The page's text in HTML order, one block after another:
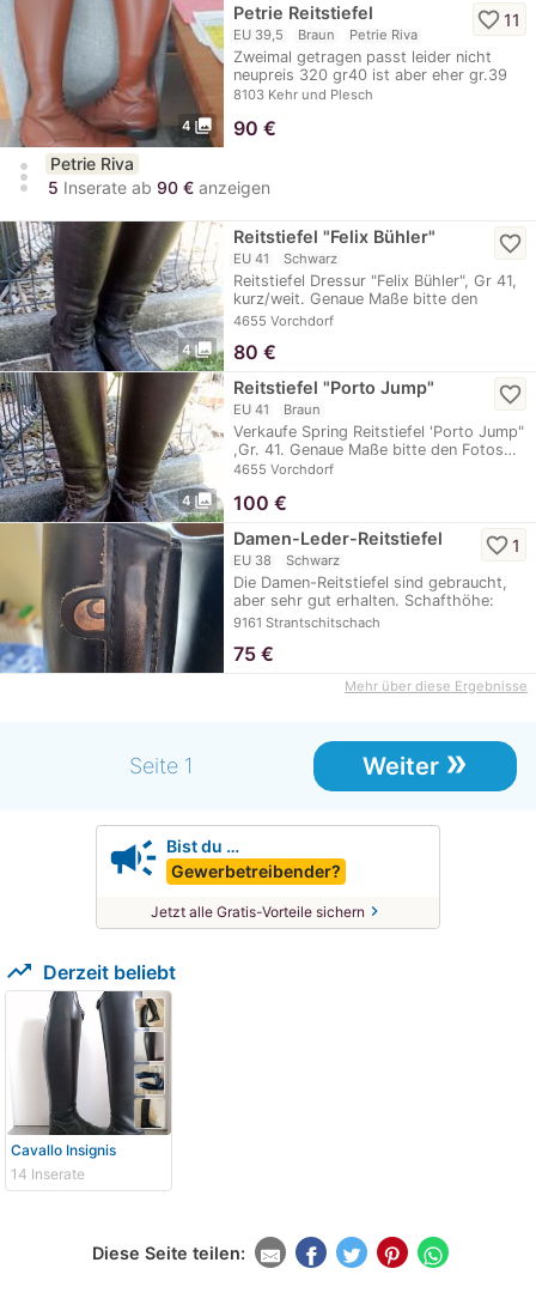
4 photo_library
Petrie Reitstiefel
EU 39,5 Braun Petrie Riva
Zweimal getragen passt leider nicht
neupreis 320 gr40 ist aber eher gr.39
8103 Kehr und Plesch
favorite_border11
90 €
more_vert
Petrie Riva
5 Inserate ab 90 € anzeigen
4 photo_library
Reitstiefel "Felix Bühler"
EU 41 Schwarz
Reitstiefel Dressur "Felix Bühler", Gr 41,
kurz/weit. Genaue Maße bitte den
Fotos…
4655 Vorchdorf
favorite_border
80 €
4 photo_library
Reitstiefel "Porto Jump"
EU 41 Braun
Verkaufe Spring Reitstiefel 'Porto Jump"
,Gr. 41. Genaue Maße bitte den Fotos…
4655 Vorchdorf
favorite_border
100 €
Damen-Leder-Reitstiefel
EU 38 Schwarz
Die Damen-Reitstiefel sind gebraucht,
aber sehr gut erhalten. Schafthöhe:
47…
9161 Strantschitschach
favorite_border1
75 €
Mehr über diese Ergebnisse
Seite 1 Weiter »
campaign Bist du …
Gewerbetreibender?
Jetzt alle Gratis-Vorteile sichern chevron_right
trending_up Derzeit beliebt
Cavallo Insignis
14 Inserate
Diese Seite teilen: